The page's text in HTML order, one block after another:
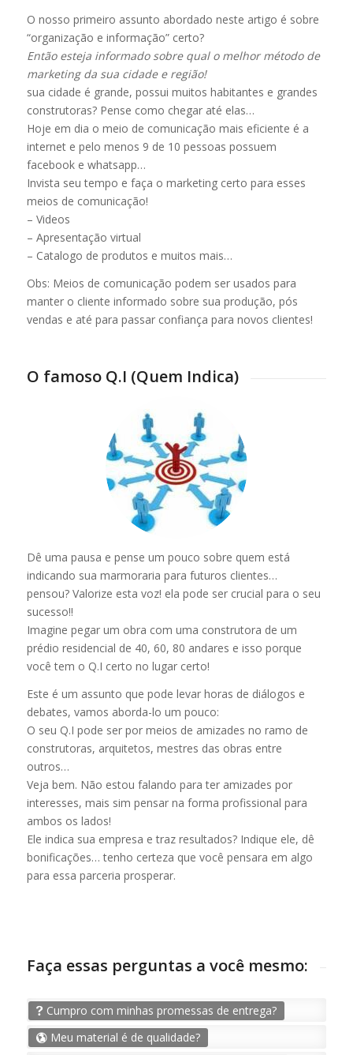
O nosso primeiro assunto abordado neste artigo é sobre
“organização e informação” certo?
Então esteja informado sobre qual o melhor método de
marketing da sua cidade e região!
sua cidade é grande, possui muitos habitantes e grandes
construtoras? Pense como chegar até elas…
Hoje em dia o meio de comunicação mais eficiente é a
internet e pelo menos 9 de 10 pessoas possuem
facebook e whatsapp…
Invista seu tempo e faça o marketing certo para esses
meios de comunicação!
– Videos
– Apresentação virtual
– Catalogo de produtos e muitos mais…
Obs: Meios de comunicação podem ser usados para
manter o cliente informado sobre sua produção, pós
vendas e até para passar confiança para novos clientes!
O famoso Q.I (Quem Indica)
Dê uma pausa e pense um pouco sobre quem está
indicando sua marmoraria para futuros clientes…
pensou? Valorize esta voz! ela pode ser crucial para o seu
sucesso!!
Imagine pegar um obra com uma construtora de um
prédio residencial de 40, 60, 80 andares e isso porque
você tem o Q.I certo no lugar certo!
Este é um assunto que pode levar horas de diálogos e
debates, vamos aborda-lo um pouco:
O seu Q.I pode ser por meios de amizades no ramo de
construtoras, arquitetos, mestres das obras entre
outros…
Veja bem. Não estou falando para ter amizades por
interesses, mais sim pensar na forma profissional para
ambos os lados!
Ele indica sua empresa e traz resultados? Indique ele, dê
bonificações… tenho certeza que você pensara em algo
para essa parceria prosperar.
Faça essas perguntas a você mesmo:
Cumpro com minhas promessas de entrega?
Meu material é de qualidade?